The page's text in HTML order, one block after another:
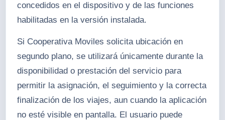
concedidos en el dispositivo y de las funciones
habilitadas en la versión instalada.
Si Cooperativa Moviles solicita ubicación en
segundo plano, se utilizará únicamente durante la
disponibilidad o prestación del servicio para
permitir la asignación, el seguimiento y la correcta
finalización de los viajes, aun cuando la aplicación
no esté visible en pantalla. El usuario puede